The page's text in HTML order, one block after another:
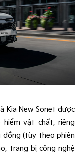
Kia New Sonet được
hiểm vật chất, riêng
đồng (tùy theo phiên
trang bị công nghệ